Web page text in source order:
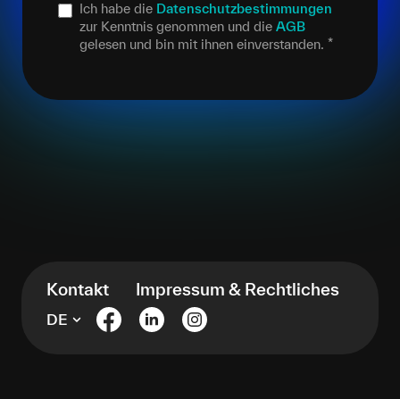
Ich habe die Datenschutzbestimmungen
zur Kenntnis genommen und die AGB
gelesen und bin mit ihnen einverstanden. *
Kontakt Impressum & Rechtliches
DE